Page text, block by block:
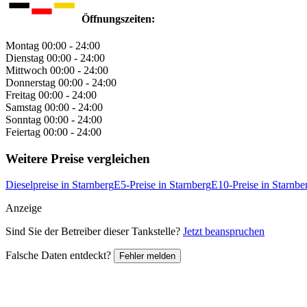
Öffnungszeiten:
Montag 00:00 - 24:00
Dienstag 00:00 - 24:00
Mittwoch 00:00 - 24:00
Donnerstag 00:00 - 24:00
Freitag 00:00 - 24:00
Samstag 00:00 - 24:00
Sonntag 00:00 - 24:00
Feiertag 00:00 - 24:00
Weitere Preise vergleichen
Dieselpreise in StarnbergE5-Preise in StarnbergE10-Preise in
Anzeige
Sind Sie der Betreiber dieser Tankstelle? Jetzt beanspruchen
Falsche Daten entdeckt? Fehler melden